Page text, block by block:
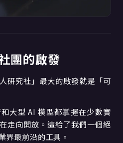
團的啟發
研究社」最大的啟發就是「可
大型 AI 模型都掌握在少數實
走向開放。這給了我們一個絕
界最前沿的工具。